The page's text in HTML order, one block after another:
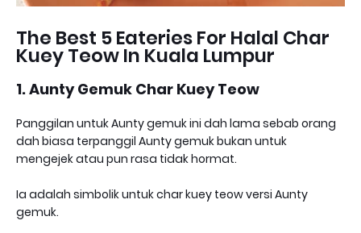
The Best 5 Eateries For Halal Char
Kuey Teow In Kuala Lumpur
1. Aunty Gemuk Char Kuey Teow
Panggilan untuk Aunty gemuk ini dah lama sebab orang
dah biasa terpanggil Aunty gemuk bukan untuk
mengejek atau pun rasa tidak hormat.
Ia adalah simbolik untuk char kuey teow versi Aunty
gemuk.